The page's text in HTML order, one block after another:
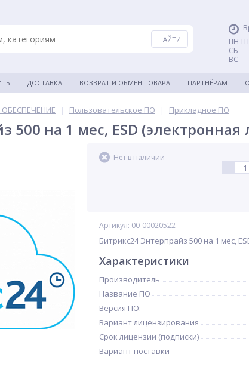
ПН-
СБ
ВС
ДОСТАВКА ВОЗВРАТ И ОБМЕН ТОВАРА ПАРТНЁРАМ
| Пользовательское ПО | Прикладное ПО
500 на 1 мес, ESD
Нет в наличии
-
Артикул: 00-00020522
Битрикс24 Энтерпрайз 500 на 1 мес,
Характеристики
Производитель
Название ПО
Версия ПО:
Вариант лицензирования
Срок лицензии (подписки)
Вариант поставки